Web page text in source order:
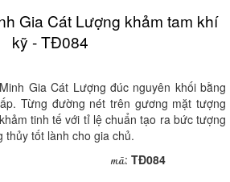
Gia Cát Lượng khảm tam khí
kỹ - TĐ084
Gia Cát Lượng đúc nguyên khối bằng
Từng đường nét trên gương mặt tượng
tinh tế với tỉ lệ chuẩn tạo ra bức tượng
thủy tốt lành cho gia chủ.
mã: TĐ084